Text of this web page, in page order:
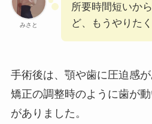
みさと
所要時間短いか
ど、もうやりた
手術後は、顎や歯に圧迫感が
矯正の調整時のように歯が
がありました。